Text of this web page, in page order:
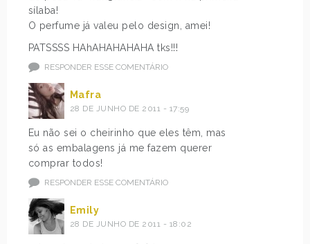
sílaba!
O perfume já valeu pelo design, amei!
PATSSSS HAhAHAHAHAHA tks!!!
RESPONDER ESSE COMENTÁRIO
Mafra
28 DE JUNHO DE 2011 - 17:59
Eu não sei o cheirinho que eles têm, mas
só as embalagens já me fazem querer
comprar todos!
RESPONDER ESSE COMENTÁRIO
Emily
28 DE JUNHO DE 2011 - 18:02